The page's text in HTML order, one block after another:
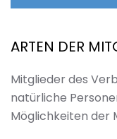
ARTEN DER
Mitglieder des
natürliche
Möglichkeiten der